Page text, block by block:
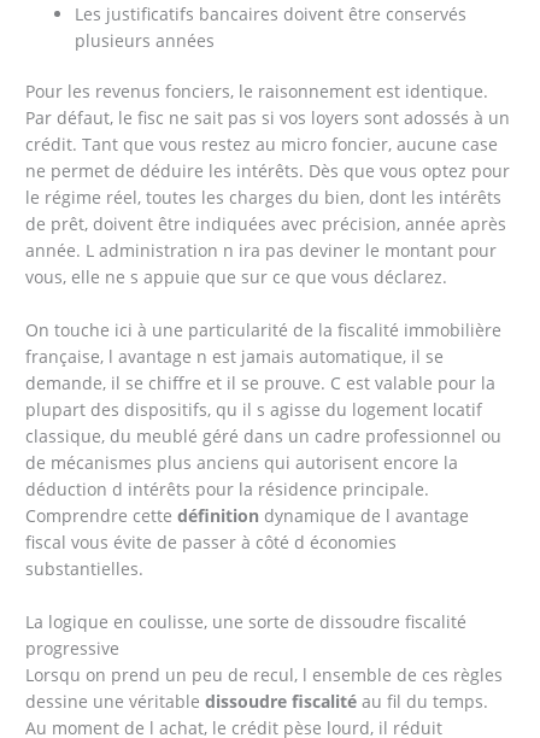
Les justificatifs bancaires doivent être conservés
plusieurs années
Pour les revenus fonciers, le raisonnement est identique.
Par défaut, le fisc ne sait pas si vos loyers sont adossés à un
crédit. Tant que vous restez au micro foncier, aucune case
ne permet de déduire les intérêts. Dès que vous optez pour
le régime réel, toutes les charges du bien, dont les intérêts
de prêt, doivent être indiquées avec précision, année après
année. L administration n ira pas deviner le montant pour
vous, elle ne s appuie que sur ce que vous déclarez.
On touche ici à une particularité de la fiscalité immobilière
française, l avantage n est jamais automatique, il se
demande, il se chiffre et il se prouve. C est valable pour la
plupart des dispositifs, qu il s agisse du logement locatif
classique, du meublé géré dans un cadre professionnel ou
de mécanismes plus anciens qui autorisent encore la
déduction d intérêts pour la résidence principale.
Comprendre cettedéfinition dynamique de l avantage
fiscal vous évite de passer à côté d économies
substantielles.
La logique en coulisse, une sorte de dissoudre fiscalité
progressive
Lorsqu on prend un peu de recul, l ensemble de ces règles
dessine une véritabledissoudre fiscalité au fil du temps.
Au moment de l achat, le crédit pèse lourd, il réduit